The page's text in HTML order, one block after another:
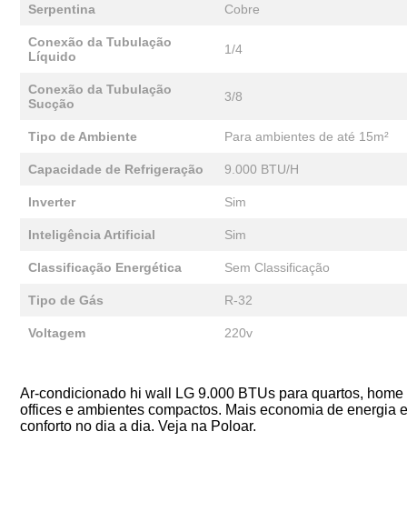
Serpentina Cobre
Conexão da Tubulação
Líquido
1/4
Conexão da Tubulação
Sucção
3/8
Tipo de Ambiente Para ambientes de até 15m²
Capacidade de Refrigeração 9.000 BTU/H
Inverter Sim
Inteligência Artificial Sim
Classificação Energética Sem Classificação
Tipo de Gás R-32
Voltagem 220v
Ar-condicionado hi wall LG 9.000 BTUs para quartos, home
offices e ambientes compactos. Mais economia de energia e
conforto no dia a dia. Veja na Poloar.